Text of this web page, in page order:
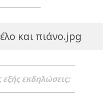
και πιάνο.jpg
εξής εκδηλώσεις: